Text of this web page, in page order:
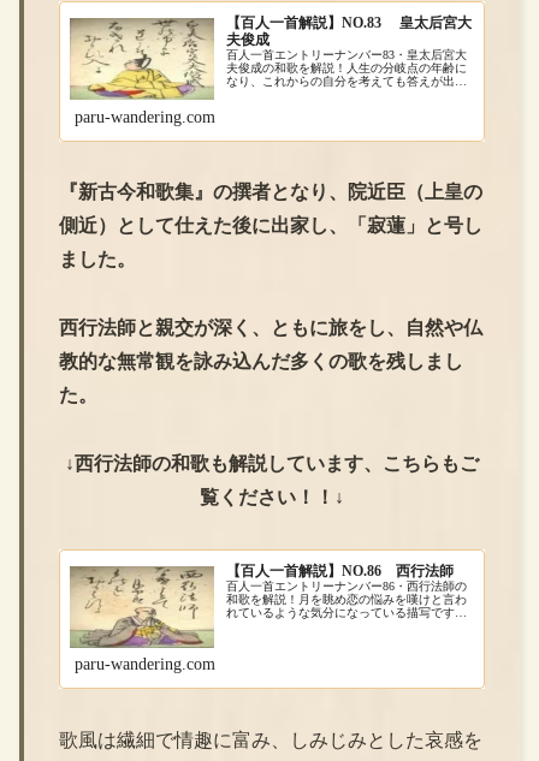
【百人一首解説】NO.83 皇太后宮大
夫俊成
百人一首エントリーナンバー83・皇太后宮大
夫俊成の和歌を解説！人生の分岐点の年齢に
なり、これからの自分を考えても答えが出な
paru-wandering.com
『新古今和歌集』の撰者となり、院近臣（上皇の
側近）として仕えた後に出家し、「寂蓮」と号し
ました。
西行法師と親交が深く、ともに旅をし、自然や仏
教的な無常観を詠み込んだ多くの歌を残しまし
た。
↓西行法師の和歌も解説しています、こちらもご
覧ください！！↓
【百人一首解説】NO.86 西行法師
百人一首エントリーナンバー86・西行法師の
和歌を解説！月を眺め恋の悩みを嘆けと言わ
れているような気分になっている描写です。
paru-wandering.com
歌風は繊細で情趣に富み、しみじみとした哀感を